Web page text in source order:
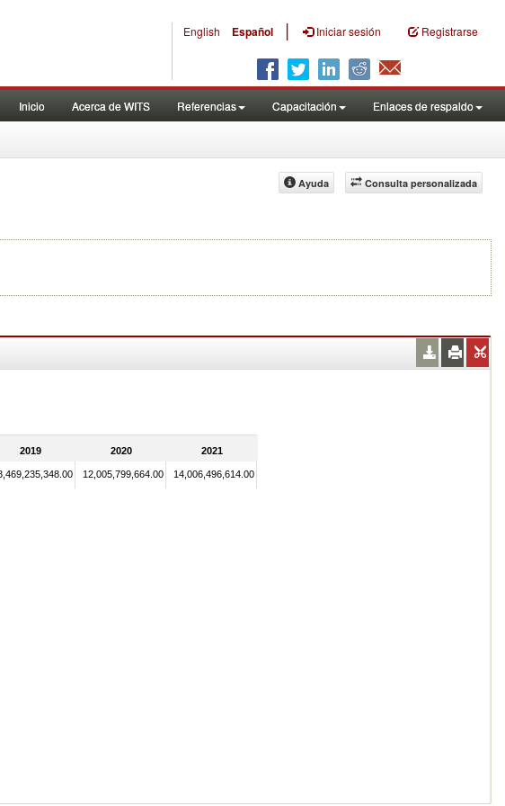
English Español | Iniciar sesión Registrarse
Inicio Acerca de WITS Referencias Capacitación Enlaces de respaldo
Consulta personalizada
Ayuda
2019 2020 2021
12,005,799,664.00 14,006,496,614.00